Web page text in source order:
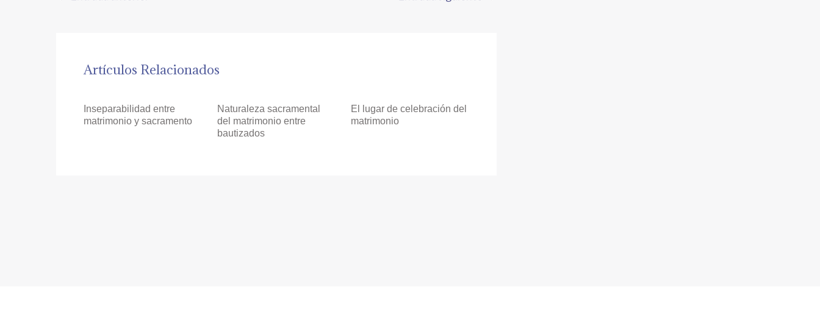
Artículos Relacionados
Inseparabilidad entre
matrimonio y sacramento
Naturaleza sacramental
del matrimonio entre
bautizados
El lugar de celebración del
matrimonio